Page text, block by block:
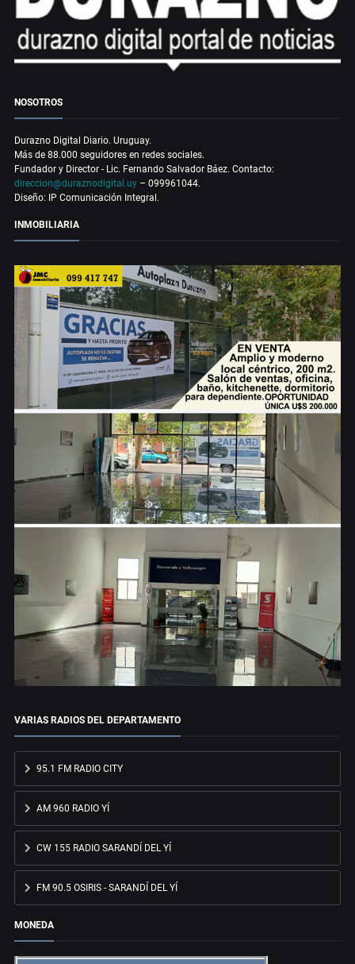
NOSOTROS
Durazno Digital Diario. Uruguay.
Más de 88.000 seguidores en redes sociales.
Fundador y Director - Lic. Fernando Salvador Báez. Contacto:
direccion@duraznodigital.uy – 099961044.
Diseño: IP Comunicación Integral.
INMOBILIARIA
VARIAS RADIOS DEL DEPARTAMENTO
95.1 FM RADIO CITY
AM 960 RADIO YÍ
CW 155 RADIO SARANDÍ DEL YÍ
FM 90.5 OSIRIS - SARANDÍ DEL YÍ
MONEDA